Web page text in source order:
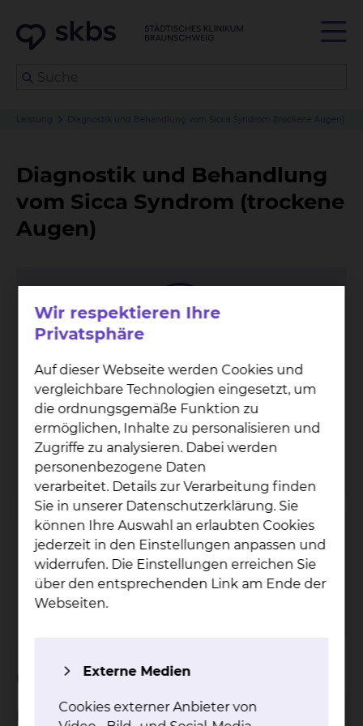
Leistung Diagnostik und Behandlung vom Sicca Syndrom (trockene Augen)
Diagnostik und Behandlung
vom Sicca Syndrom (trockene
Augen)
Au­gen­heil­kun­de
Fichtengrund 1, 38126 Braunschweig
Tel.:+49 531 595 2301
Fax: +49 531 595 2652
Per E-Mail kontaktieren
Au­gen­am­bu­lanz
Tel.:+49 531 595 2244
Fax: +49 531 595 2652
Ursachen & Symptome
Häufig entstehen trockene Augen durch
Wir respektieren Ihre
Privatsphäre
Auf dieser Webseite werden Cookies und
vergleichbare Technologien eingesetzt, um
die ordnungsgemäße Funktion zu
ermöglichen, Inhalte zu personalisieren und
Zugriffe zu analysieren. Dabei werden
personenbezogene Daten
verarbeitet. Details zur Verarbeitung finden
Sie in unserer Datenschutzerklärung. Sie
können Ihre Auswahl an erlaubten Cookies
jederzeit in den Einstellungen anpassen und
widerrufen. Die Einstellungen erreichen Sie
über den entsprechenden Link am Ende der
Webseiten.
Externe Medien
Cookies externer Anbieter von